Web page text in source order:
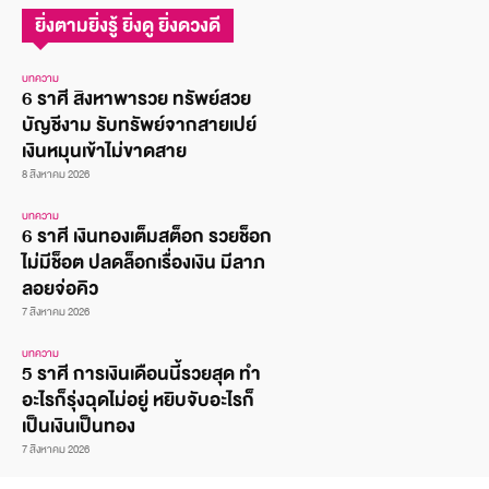
ยิ่งตามยิ่งรู้ ยิ่งดู ยิ่งดวงดี
บทความ
6 ราศี สิงหาพารวย ทรัพย์สวย
บัญชีงาม รับทรัพย์จากสายเปย์
เงินหมุนเข้าไม่ขาดสาย
8 สิงหาคม 2026
บทความ
6 ราศี เงินทองเต็มสต็อก รวยช็อก
ไม่มีช็อต ปลดล็อกเรื่องเงิน มีลาภ
ลอยจ่อคิว
7 สิงหาคม 2026
บทความ
5 ราศี การเงินเดือนนี้รวยสุด ทำ
อะไรก็รุ่งฉุดไม่อยู่ หยิบจับอะไรก็
เป็นเงินเป็นทอง
7 สิงหาคม 2026